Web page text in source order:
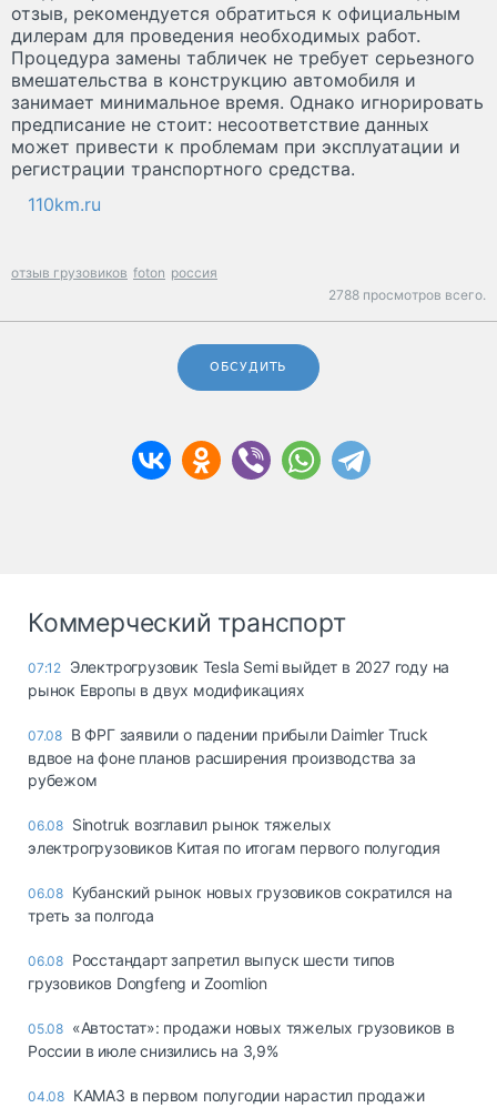
отзыв, рекомендуется обратиться к официальным
дилерам для проведения необходимых работ.
Процедура замены табличек не требует серьезного
вмешательства в конструкцию автомобиля и
занимает минимальное время. Однако игнорировать
предписание не стоит: несоответствие данных
может привести к проблемам при эксплуатации и
регистрации транспортного средства.
110km.ru
отзыв грузовиков foton россия
2788 просмотров всего.
ОБСУДИТЬ
Коммерческий транспорт
07:12 Электрогрузовик Tesla Semi выйдет в 2027 году на
рынок Европы в двух модификациях
07.08 В ФРГ заявили о падении прибыли Daimler Truck
вдвое на фоне планов расширения производства за
рубежом
06.08 Sinotruk возглавил рынок тяжелых
электрогрузовиков Китая по итогам первого полугодия
06.08 Кубанский рынок новых грузовиков сократился на
треть за полгода
06.08 Росстандарт запретил выпуск шести типов
грузовиков Dongfeng и Zoomlion
05.08 «Автостат»: продажи новых тяжелых грузовиков в
России в июле снизились на 3,9%
04.08 КАМАЗ в первом полугодии нарастил продажи